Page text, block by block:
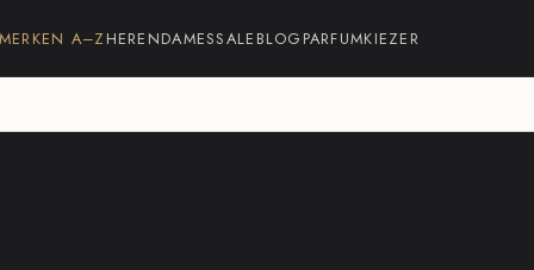
A–Z HERENDAMESSALE BLOG PARFUMKIEZER